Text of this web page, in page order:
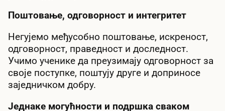
Поштовање, одговорност и интегритет
Негујемо међусобно поштовање, искреност,
одговорност, праведност и доследност.
Учимо ученике да преузимају одговорност за
своје поступке, поштују друге и доприносе
заједничком добру.
Једнаке могућности и подршка сваком